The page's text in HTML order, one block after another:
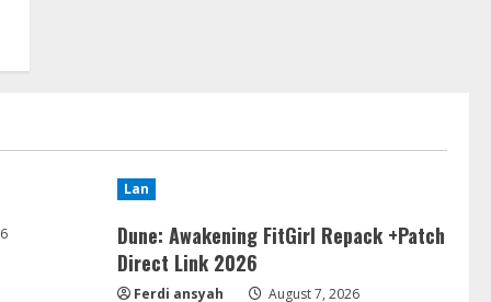
Lan
Dune: Awakening FitGirl Repack +Patch
Direct Link 2026
Ferdi ansyah August 7, 2026